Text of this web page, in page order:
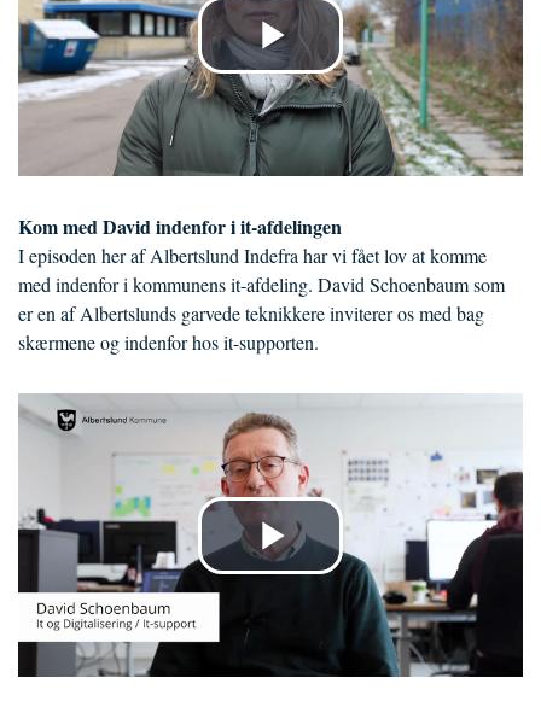
Kom med David indenfor i it-afdelingen
I episoden her af Albertslund Indefra har vi fået lov at komme
med indenfor i kommunens it-afdeling. David Schoenbaum som
er en af Albertslunds garvede teknikkere inviterer os med bag
skærmene og indenfor hos it-supporten.